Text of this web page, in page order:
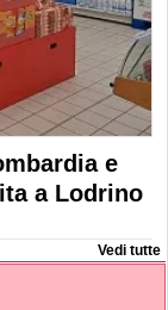
e
a Lodrino
Vedi tutte